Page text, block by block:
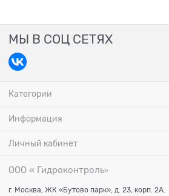
МЫ В СОЦ СЕТЯХ
Категории
Информация
Личный кабинет
ООО « Гидроконтроль»
г. Москва, ЖК «Бутово парк», д. 23, корп. 2А.